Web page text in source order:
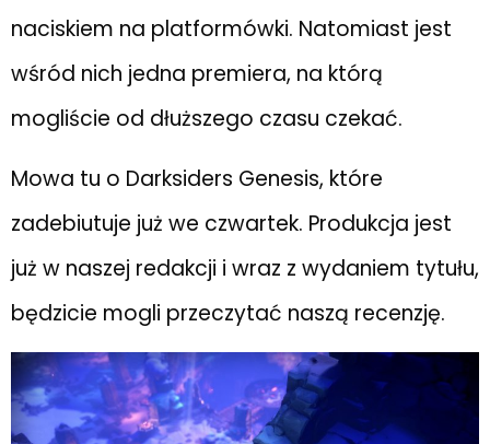
naciskiem na platformówki. Natomiast jest
wśród nich jedna premiera, na którą
mogliście od dłuższego czasu czekać.
Mowa tu o Darksiders Genesis, które
zadebiutuje już we czwartek. Produkcja jest
już w naszej redakcji i wraz z wydaniem tytułu,
będzicie mogli przeczytać naszą recenzję.